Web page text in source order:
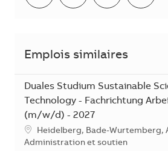
Emplois similaires
Duales Studium Sustainable
Technology - Fachrichtung
(m/w/d) - 2027
Emplacement
Heidelberg, Bade-Wurtemberg,
Catégorie
Administration et soutien